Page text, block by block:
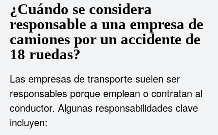
¿Cuándo se considera
responsable a una empresa de
camiones por un accidente de
18 ruedas?
Las empresas de transporte suelen ser
responsables porque emplean o contratan al
conductor. Algunas responsabilidades clave
incluyen: